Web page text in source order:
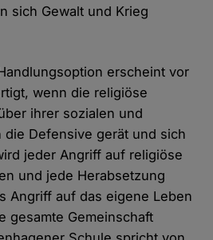
sich Gewalt und Krieg
erscheint vor
wenn die religiöse
ihrer sozialen und
die Defensive gerät und sich
jeder Angriff auf religiöse
und jede Herabsetzung
Angriff auf das eigene Leben
gesamte Gemeinschaft